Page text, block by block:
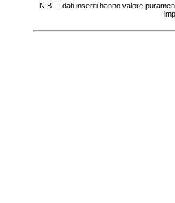
N.B.: I dati inseriti hanno valore